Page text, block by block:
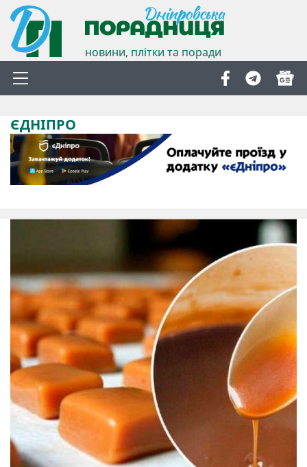
новини, плітки та поради
ЄДНІПРО